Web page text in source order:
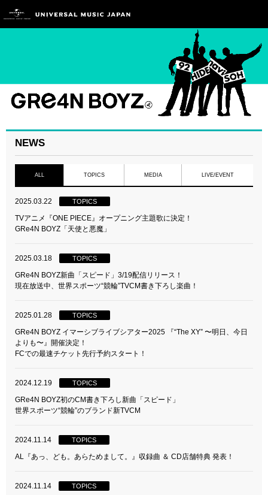
NEWS
ALL TOPICS MEDIA LIVE/EVENT
2025.03.22 TOPICS
TVアニメ『ONE PIECE』オープニング主題歌に決定！
GRe4N BOYZ「天使と悪魔」
2025.03.18 TOPICS
GRe4N BOYZ新曲「スピード」3/19配信リリース！
現在放送中、世界スポーツ“競輪”TVCM書き下ろし楽曲！
2025.01.28 TOPICS
GRe4N BOYZ イマーシブライブシアター2025 『“The XY” 〜明日、今日
よりも〜』開催決定！
FCでの最速チケット先行予約スタート！
2024.12.19 TOPICS
GRe4N BOYZ初のCM書き下ろし新曲「スピード」
世界スポーツ“競輪”のブランド新TVCM
2024.11.14 TOPICS
AL『あっ、ども。あらためまして。』収録曲 ＆ CD店舗特典 発表！
2024.11.14 TOPICS